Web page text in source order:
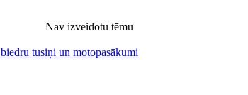
Nav izveidotu tēmu
tusiņi un motopasākumi